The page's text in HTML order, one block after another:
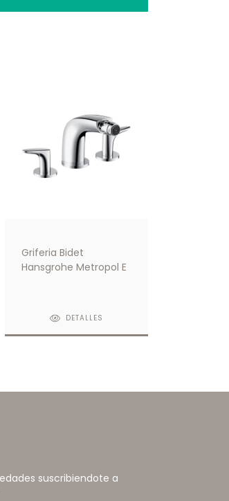
Griferia Bidet
Hansgrohe Metropol E
DETALLES
suscribiendote a